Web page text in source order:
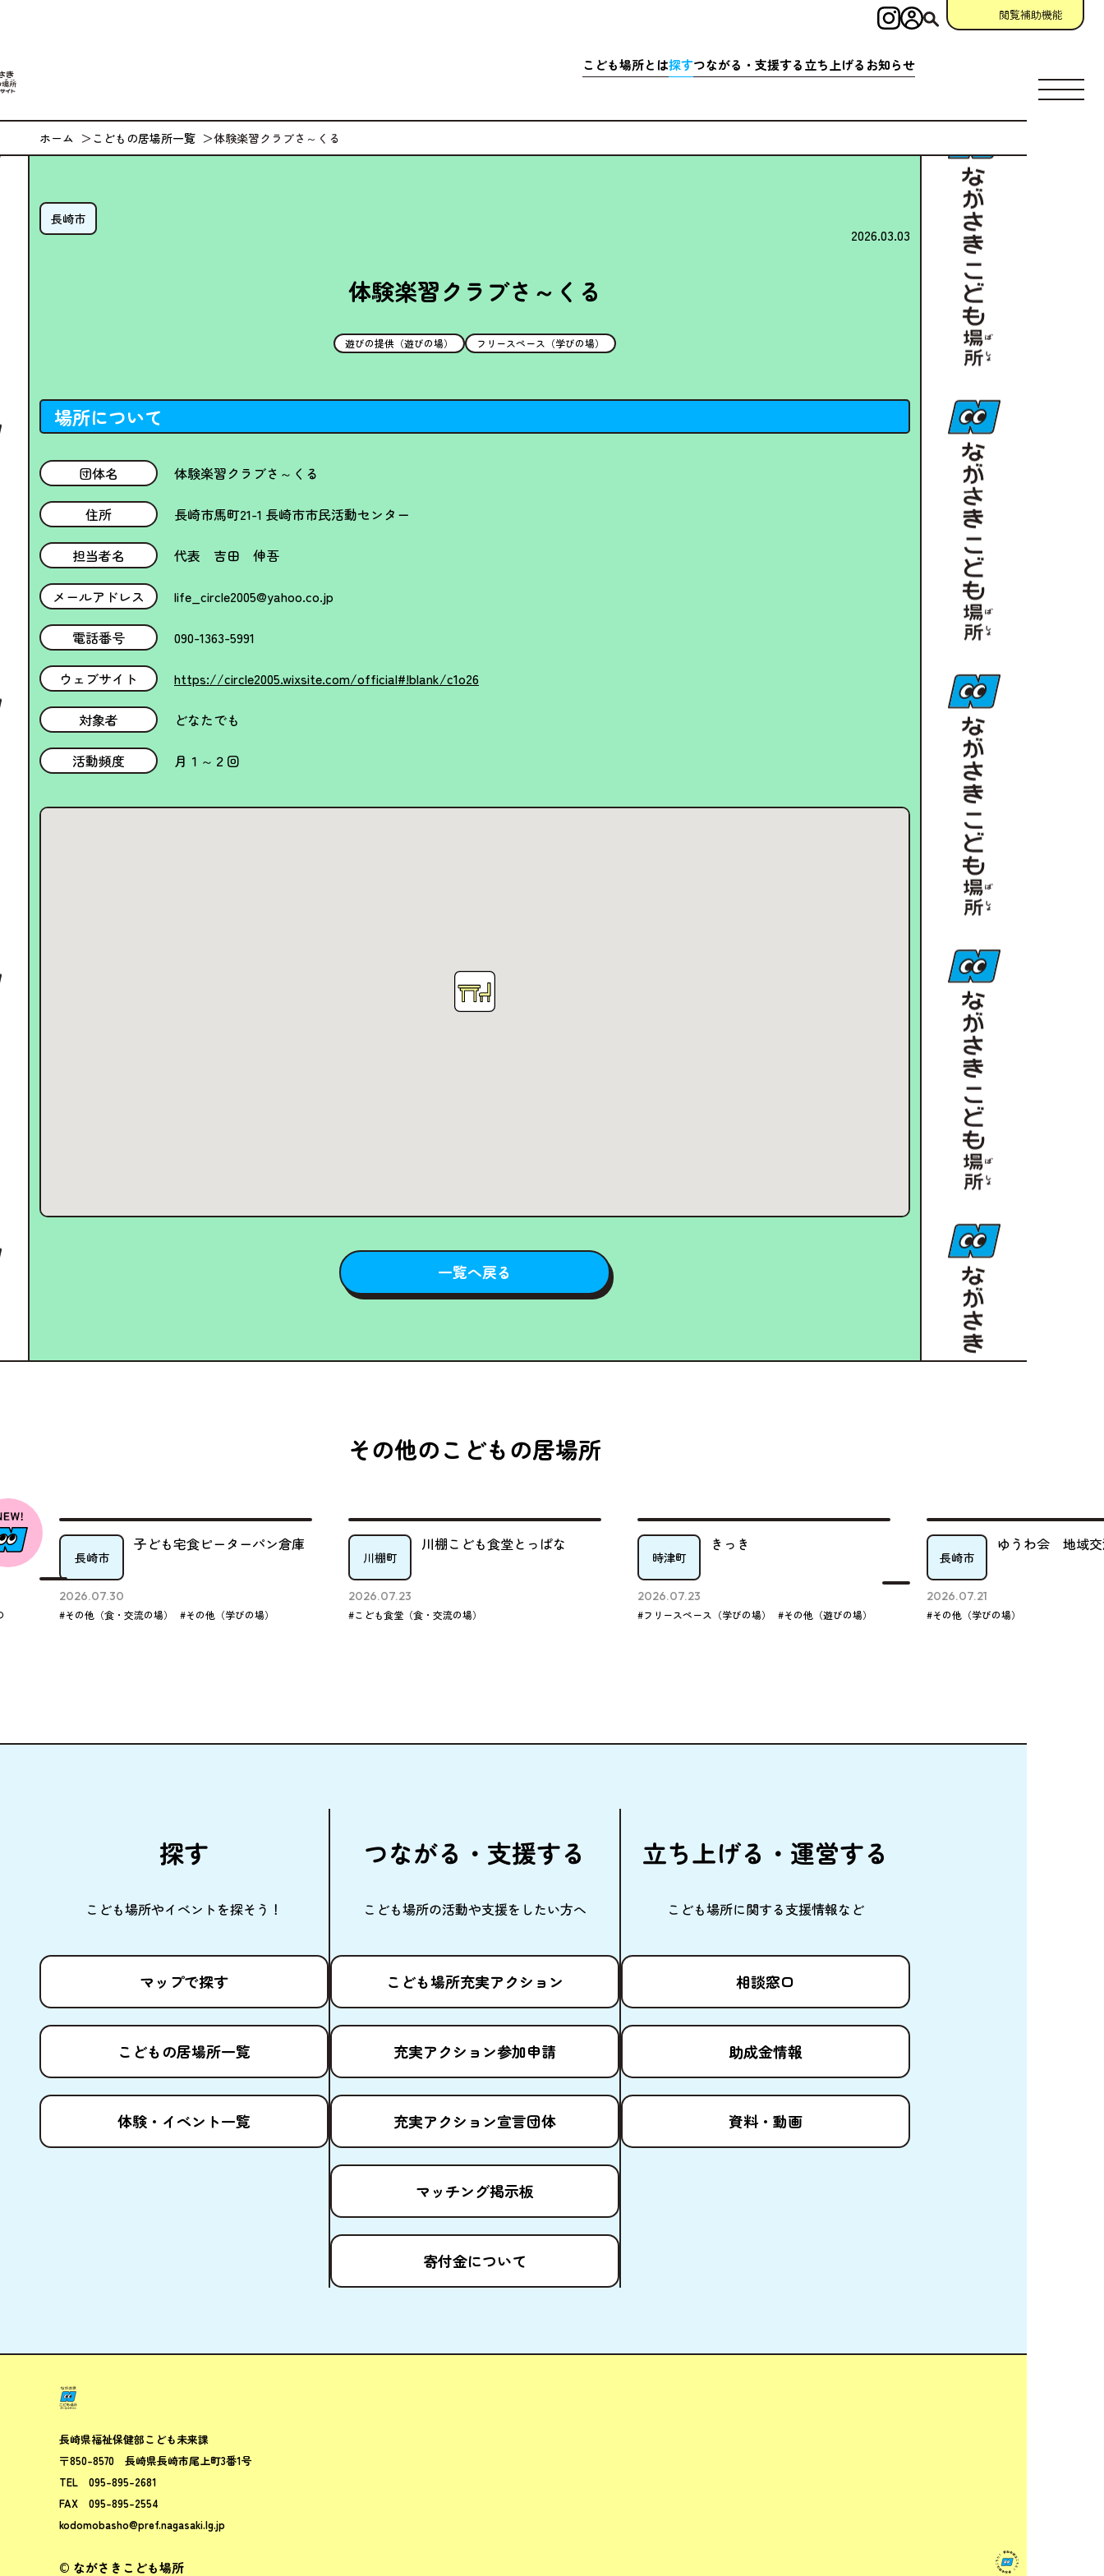
こども場所とは探すつながる・ 支援する立ち 上げる お知らせ
インスタグラム
ログイン 閲覧補助機能
ホーム こどもの居場所一覧 体験楽習クラブさ～くる
長崎市
2026.03.03
体験楽習クラブさ～くる
遊びの提供（遊びの場） フリースペース（学びの場）
場所について
団体名 体験楽習クラブさ～くる
住所 長崎市馬町21-1 長崎市市民活動センター
担当者名 代表 吉田 伸吾
メールアドレス life_circle2005@yahoo.co.jp
電話番号 090-1363-5991
ウェブサイト https://circle2005.wixsite.com/official#!blank/c1o26
対象者 どなたでも
活動頻度 月１～２回
一覧へ戻る
その他のこどもの居場所
長崎市
子ども宅食ピーターパン倉庫
2026.07.30
#その他（食・交流の場） #その他（学びの場）
川棚こども食堂とっぱな
2026.07.23
#こども食堂（食・交流の場）
きっき
2026.07.23
#フリースペース（学びの場） #その他（遊びの場）
ゆうわ会 地域交流セン
2026.07.21
#その他（学びの場）
探す
こども場所やイベントを探そう！
マップで探す
こどもの居場所一覧
体験 ・イベント一覧
つながる・ 支援する
こども場所の活動や支援をしたい方へ
こども場所充実アクション
充実アクション参加申請
充実アクション宣言団体
マッチング掲示板
寄付金について
立ち上げる・ 運営する
こども場所に関する支援情報など
相談窓口
助成金情報
資料 ・ 動画
長崎県福祉保健部こども未来課
〒850-8570 長崎県長崎市尾上町3番1号
TEL 095-895-2681
FAX 095-895-2554
kodomobasho@pref.nagasaki.lg.jp
© ながさきこども場所